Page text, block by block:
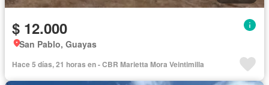
$ 12.000
San Pablo, Guayas
Hace 5 días, 21 horas en - CBR Marietta Mora Veintimilla